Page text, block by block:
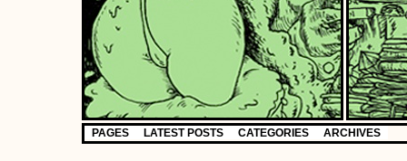
PAGES LATEST POSTS CATEGORIES ARCHIVES